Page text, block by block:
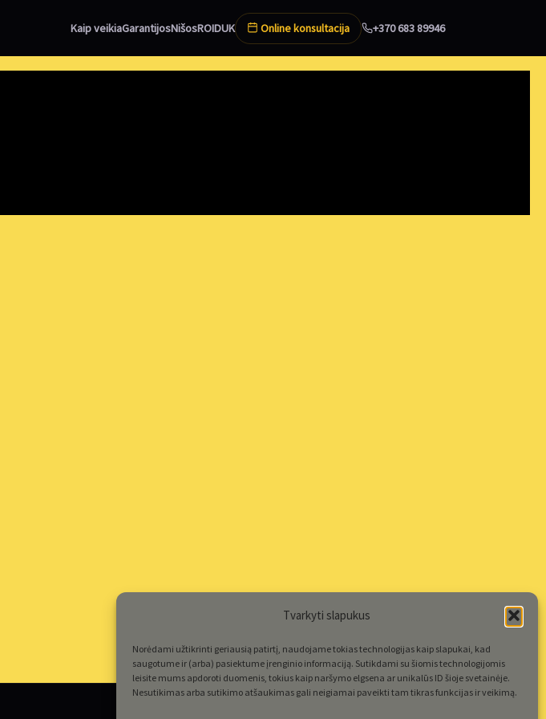
Tvarkyti slapukus
Norėdami užtikrinti geriausią patirtį, naudojame tokias technologijas kaip slapukai, kad
saugotume ir (arba) pasiektume įrenginio informaciją. Sutikdami su šiomis technologijomis
leisite mums apdoroti duomenis, tokius kaip naršymo elgsena ar unikalūs ID šioje svetainėje.
Nesutikimas arba sutikimo atšaukimas gali neigiamai paveikti tam tikras funkcijas ir veikimą.
Kaip veikiaGarantijosNišosROIDUK Online konsultacija +370 683 89946